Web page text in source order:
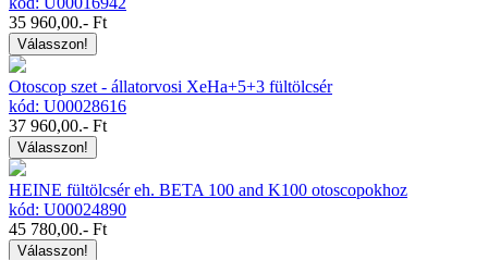
35 960,00.- Ft
Válasszon!
Otoscop szet - állatorvosi XeHa+5+3 fültölcsér
kód: U00028616
37 960,00.- Ft
Válasszon!
HEINE fültölcsér eh. BETA 100 and K100 otoscopokhoz
kód: U00024890
45 780,00.- Ft
Válasszon!